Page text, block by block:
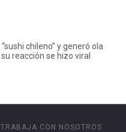
chileno” y generó ola
reacción se hizo viral
TRABAJA CON NOSOTROS